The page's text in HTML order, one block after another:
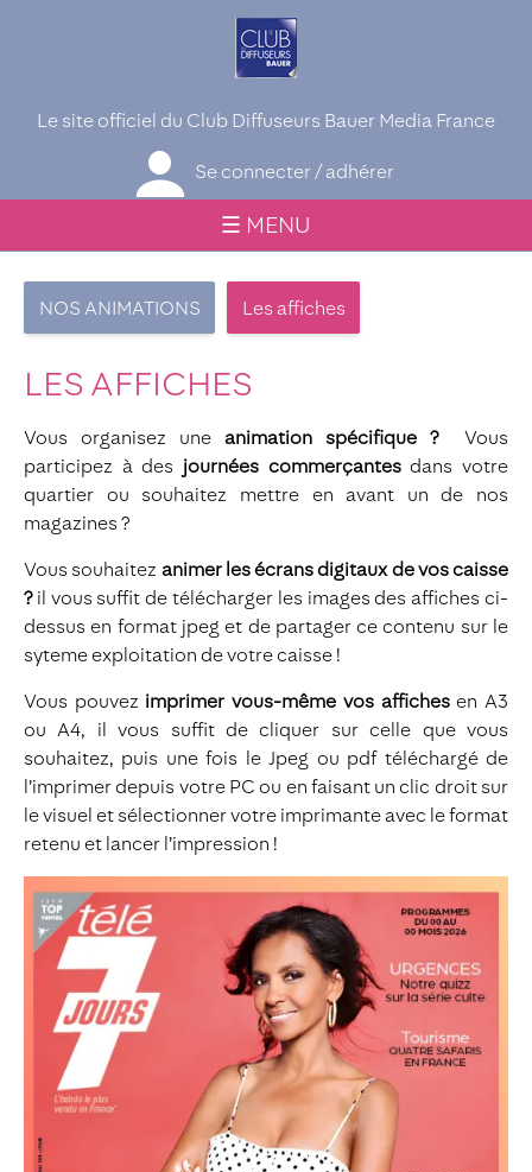
Le site officiel du Club Diffuseurs Bauer Media France
Se connecter / adhérer
☰ MENU
NOS ANIMATIONS Les affiches
LES AFFICHES
Vous organisez une animation spécifique ?Vous
participez à des journées commerçantesdans votre
quartier ou souhaitez mettre en avant un de nos
magazines ?
Vous souhaitez animer les écrans digitaux de vos caisse
?il vous suffit de télécharger les images des affiches ci-
dessus en format jpeg et de partager ce contenu sur le
syteme exploitation de votre caisse !
Vous pouvez imprimer vous-même vos affichesen A3
ou A4, il vous suffit de cliquer sur celle que vous
souhaitez, puis une fois le Jpeg ou pdf téléchargé de
l’imprimer depuis votre PC ou en faisant un clic droit sur
le visuel et sélectionner votre imprimante avec le format
retenu et lancer l’impression !